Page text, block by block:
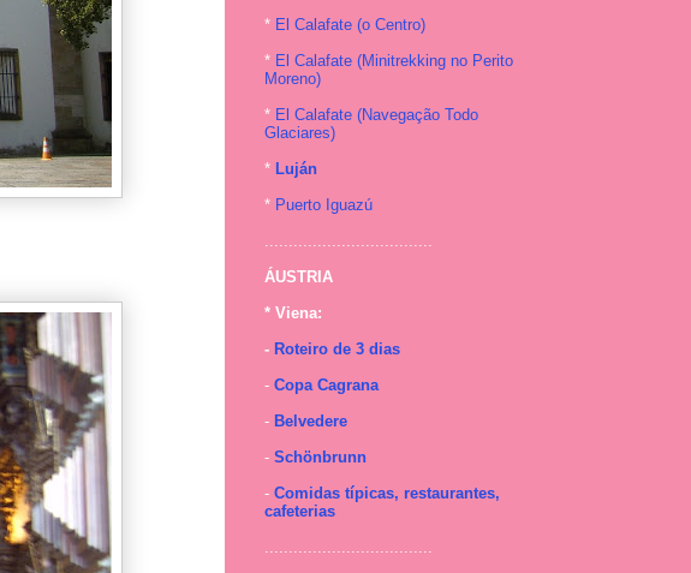
* El Calafate (o Centro)
* El Calafate (Minitrekking no Perito
Moreno)
* El Calafate (Navegação Todo
Glaciares)
* Luján
* Puerto Iguazú
...................................
ÁUSTRIA
* Viena:
- Roteiro de 3 dias
- Copa Cagrana
- Belvedere
- Schönbrunn
- Comidas típicas, restaurantes,
cafeterias
...................................